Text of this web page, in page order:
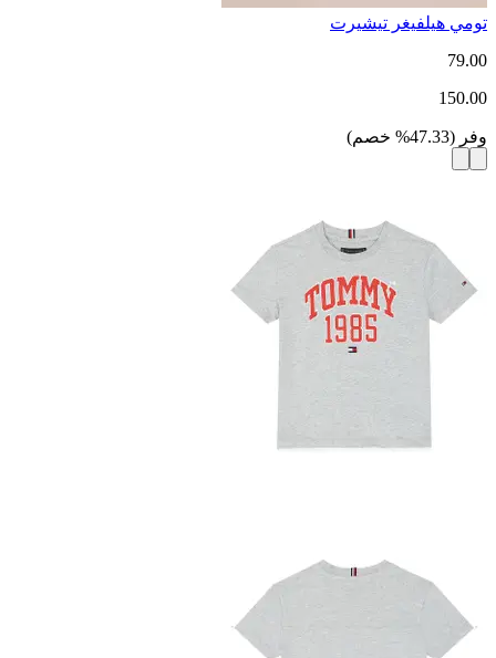
تومي هيلفيغر تيشيرت
79.00
150.00
وفر (
47.33
% خصم)